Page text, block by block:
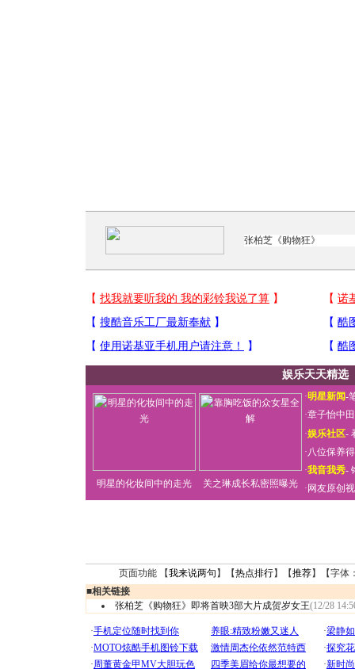
娱乐天天精选
明星的化妆间中的走光 关之琳成长私密照曝光
·明星新闻-
·章子怡中
·娱乐社区-
·八位保养
·我音我秀-
· 网友原创
页面功能 【我来说两句 】【热点排行】【推荐】【字体
■相关链接
张柏芝《购物狂》即将首映3部大片成贺岁女王(12/28